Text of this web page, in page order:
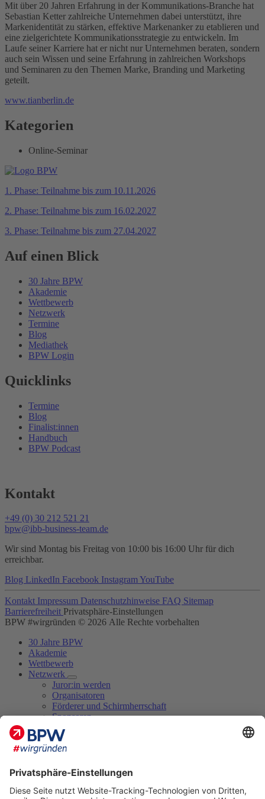
Mit über 20 Jahren Erfahrung in der Kommunikations-Branche hat
Sebastian Ketter zahlreiche Unternehmen dabei unterstützt, ihre
Markenidentität zu stärken, effektive Markenanker zu etablieren und
eine zielgerichtete Kommunikationsstrategie zu entwickeln. Im
Laufe seiner Karriere hat er nicht nur Unternehmen beraten, sondern
auch sein Wissen und seine Erfahrung in zahlreichen Workshops
und Seminaren zu den Themen Marke, Branding und Marketing
geteilt.
www.tianberlin.de
Kategorien
Online-Seminar
1. Phase: Teilnahme bis zum 10.11.2026
2. Phase: Teilnahme bis zum 16.02.2027
3. Phase: Teilnahme bis zum 27.04.2027
Auf einen Blick
30 Jahre BPW
Akademie
Wettbewerb
Netzwerk
Termine
Blog
Mediathek
BPW Login
Quicklinks
Termine
Blog
Finalist:innen
Handbuch
BPW Podcast
Kontakt
+49 (0) 30 212 521 21
bpw@ibb-business-team.de
Wir sind Montag bis Freitag von 10:00 bis 16:00 Uhr für dich
erreichbar.
Blog LinkedIn Facebook InstagramYouTube
Kontakt Impressum Datenschutzhinweise FAQ Sitemap
Barrierefreiheit Privatsphäre-Einstellungen
BPW #wirgründen © 2026 Alle Rechte vorbehalten
30 Jahre BPW
Akademie
Wettbewerb
Netzwerk
Juror:in werden
Organisatoren
Förderer und Schirmherrschaft
Sponsoren
Kooperationspartner und Hochschulen
Juror:innen 2026
Marktplatz
Blog
Aktuelles zum BPW
BPW-Tipp